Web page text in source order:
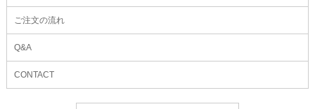
ご注文の流れ
Q&A
CONTACT